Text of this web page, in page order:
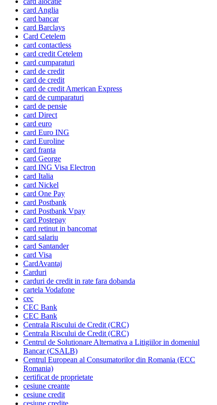
card Anglia
card bancar
card Barclays
Card Cetelem
card contactless
card credit Cetelem
card cumparaturi
card de credit
card de credit
card de credit American Express
card de cumparaturi
card de pensie
card Direct
card euro
card Euro ING
card Euroline
card franta
card George
card ING Visa Electron
card Italia
card Nickel
card One Pay
card Postbank
card Postbank Vpay
card Postepay
card retinut in bancomat
card salariu
card Santander
card Visa
CardAvantaj
Carduri
carduri de credit in rate fara dobanda
cartela Vodafone
cec
CEC Bank
CEC Bank
Centrala Riscului de Credit (CRC)
Centrala Riscului de Credit (CRC)
Centrul de Solutionare Alternativa a Litigiilor in domeniul
Bancar (CSALB)
Centrul European al Consumatorilor din Romania (ECC
Romania)
certificat de proprietate
cesiune creante
cesiune credit